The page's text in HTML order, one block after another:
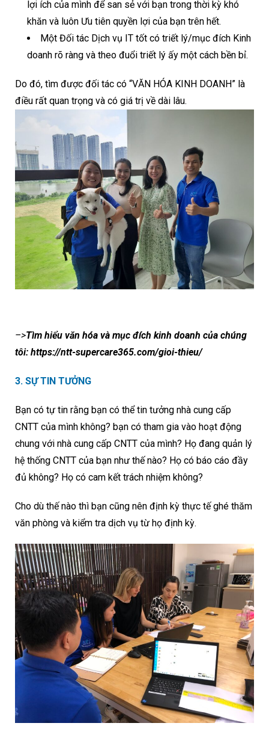
lợi ích của mình để san sẻ với bạn trong thời kỳ khó
khăn và luôn Ưu tiên quyền lợi của bạn trên hết.
Một Đối tác Dịch vụ IT tốt có triết lý/mục đích Kinh
doanh rõ ràng và theo đuổi triết lý ấy một cách bền bỉ.
Do đó, tìm được đối tác có “VĂN HÓA KINH DOANH” là
điều rất quan trọng và có giá trị về dài lâu.
–>Tìm hiểu văn hóa và mục đích kinh doanh của chúng
tôi: https://ntt-supercare365.com/gioi-thieu/
3. SỰ TIN TƯỞNG
Bạn có tự tin rằng bạn có thể tin tưởng nhà cung cấp
CNTT của mình không? bạn có tham gia vào hoạt động
chung với nhà cung cấp CNTT của mình? Họ đang quản lý
hệ thống CNTT của bạn như thế nào? Họ có báo cáo đầy
đủ không? Họ có cam kết trách nhiệm không?
Cho dù thế nào thì bạn cũng nên định kỳ thực tế ghé thăm
văn phòng và kiểm tra dịch vụ từ họ định kỳ.